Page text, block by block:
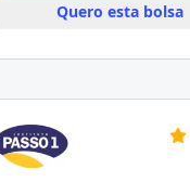
Quero esta bolsa